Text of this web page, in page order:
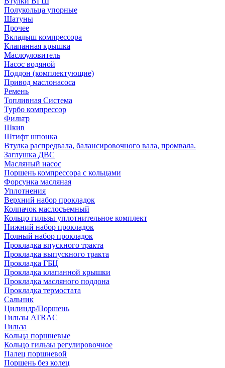
Полукольца упорные
Шатуны
Прочее
Вкладыш компрессора
Клапанная крышка
Маслоуловитель
Насос водяной
Поддон (комплектующие)
Привод маслонасоса
Ремень
Топливная Система
Турбо компрессор
Фильтр
Шкив
Штифт шпонка
Втулка распредвала, балансировочного вала, промвала.
Заглушка ДВС
Масляный насос
Поршень компрессора с кольцами
Форсунка масляная
Уплотнения
Верхний набор прокладок
Колпачок маслосъемный
Кольцо гильзы уплотнительное комплект
Нижний набор прокладок
Полный набор прокладок
Прокладка впускного тракта
Прокладка выпускного тракта
Прокладка ГБЦ
Прокладка клапанной крышки
Прокладка масляного поддона
Прокладка термостата
Сальник
Цилиндр/Поршень
Гильзы ATRAC
Гильза
Кольца поршневые
Кольцо гильзы регулировочное
Палец поршневой
Поршень без колец